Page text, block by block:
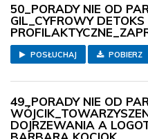
50_PORADY NIE OD
GIL_CYFROWY
POSŁUCHAJ POBIERZ
49_PORADY NIE OD
DOJRZEWANIA A